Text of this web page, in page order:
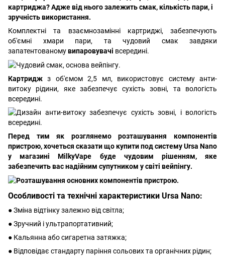
картриджа? Адже від нього залежить смак, кількість пари, і
зручність використання.
Комплектні та взаємнозамінні картриджі, забезпечують
об'ємні хмари пари, та чудовий смак завдяки
запатентованомувипаровувачі всередині.
Картриджз об'ємом 2,5 мл, використовує систему анти-
витоку рідини, яке забезпечує сухість зовні, та вологість
всередині.
Перед тим як розглянемо розташування компонентів
пристрою, хочеться сказати що купити под систему Ursa Nano
у магазині MilkyVape буде чудовим рішенням, яке
забезпечить вас надійним супутником у світі вейпінгу.
Особливості та технічні характеристики Ursa Nano:
● Зміна відтінку залежно від світла;
● Зручний і ультрапортативний;
● Кальянна або сигаретна затяжка;
● Відповідає стандарту паріння сольових та органічних рідин;